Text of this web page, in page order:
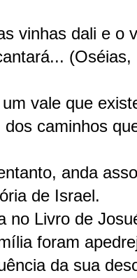
vinhas dali e o
(Oséias,
vale que
caminhos
anda
de Israel.
no Livro de
foram
da sua